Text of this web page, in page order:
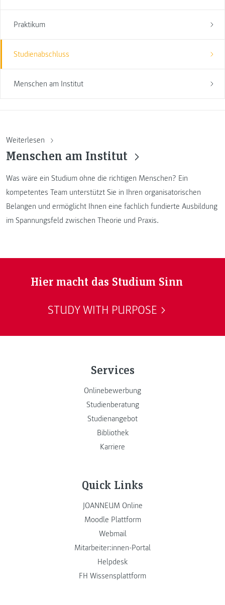
Praktikum
Studienabschluss
Menschen am Institut
Weiterlesen
Menschen am Institut
Was wäre ein Studium ohne die richtigen Menschen? Ein
kompetentes Team unterstützt Sie in Ihren organisatorischen
Belangen und ermöglicht Ihnen eine fachlich fundierte Ausbildung
im Spannungsfeld zwischen Theorie und Praxis.
Hier macht das Studium Sinn
STUDY WITH PURPOSE
Services
Onlinebewerbung
Studienberatung
Studienangebot
Bibliothek
Karriere
Quick Links
JOANNEUM Online
Moodle Plattform
Webmail
Mitarbeiter:innen-Portal
Helpdesk
FH Wissensplattform